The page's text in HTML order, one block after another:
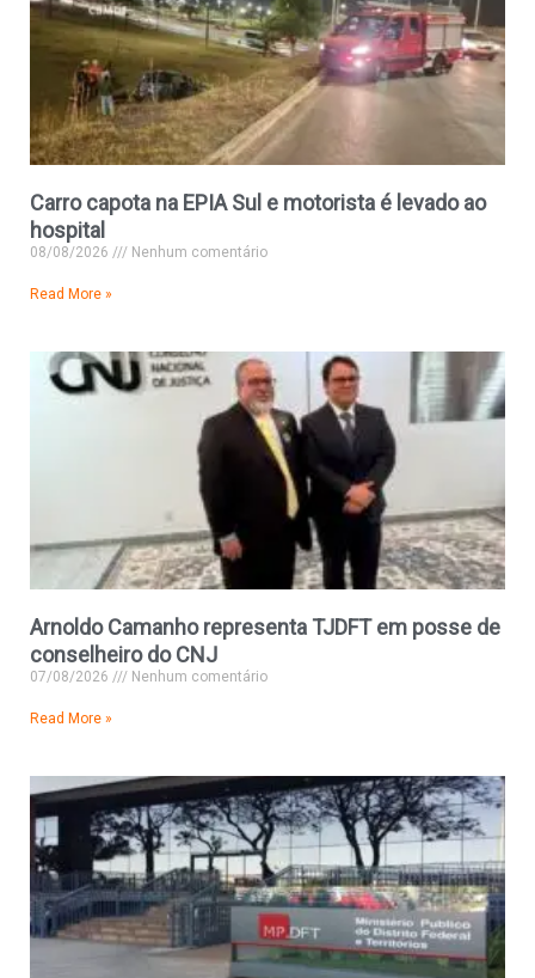
Carro capota na EPIA Sul e motorista é levado ao
hospital
08/08/2026 Nenhum comentário
Read More »
Arnoldo Camanho representa TJDFT em posse de
conselheiro do CNJ
07/08/2026 Nenhum comentário
Read More »